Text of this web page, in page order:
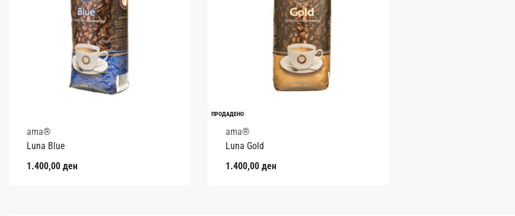
ama®
Luna Blue
1.400,00 ден
ПРОДАДЕНО
ama®
Luna Gold
1.400,00 ден